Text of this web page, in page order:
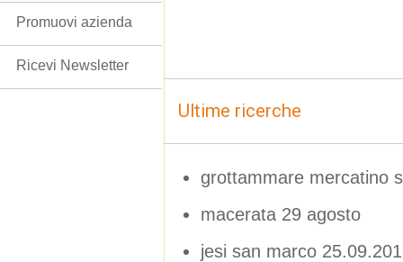
Ultime ricerche
grottammare mercatino
macerata 29 agosto
jesi san marco
Promuovi azienda
Ricevi Newsletter